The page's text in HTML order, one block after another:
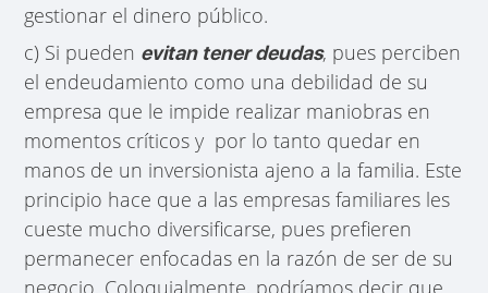
gestionar el dinero público.
c) Si pueden evitan tener deudas, pues perciben
el endeudamiento como una debilidad de su
empresa que le impide realizar maniobras en
momentos críticos y por lo tanto quedar en
manos de un inversionista ajeno a la familia. Este
principio hace que a las empresas familiares les
cueste mucho diversificarse, pues prefieren
permanecer enfocadas en la razón de ser de su
negocio. Coloquialmente, podríamos decir que